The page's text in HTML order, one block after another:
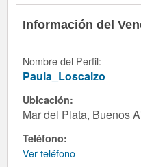
Información del
Nombre del Perfil:
Paula_Loscalzo
Ubicación:
Mar del Plata, Buenos
Teléfono:
Ver teléfono